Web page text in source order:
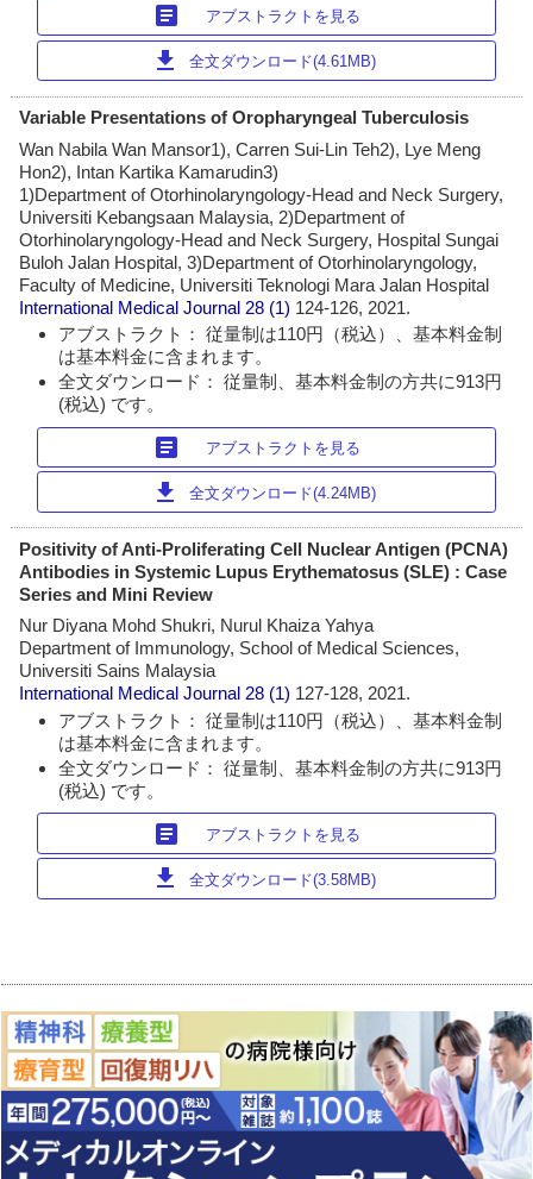
article アブストラクトを見る
download 全文ダウンロード(4.61MB)
Variable Presentations of Oropharyngeal Tuberculosis
Wan Nabila Wan Mansor1), Carren Sui-Lin Teh2), Lye Meng
Hon2), Intan Kartika Kamarudin3)
1)Department of Otorhinolaryngology-Head and Neck Surgery,
Universiti Kebangsaan Malaysia, 2)Department of
Otorhinolaryngology-Head and Neck Surgery, Hospital Sungai
Buloh Jalan Hospital, 3)Department of Otorhinolaryngology,
Faculty of Medicine, Universiti Teknologi Mara Jalan Hospital
International Medical Journal 28 (1) 124-126, 2021.
アブストラクト： 従量制は110円（税込）、基本料金制
は基本料金に含まれます。
全文ダウンロード： 従量制、基本料金制の方共に913円
(税込) です。
article アブストラクトを見る
download 全文ダウンロード(4.24MB)
Positivity of Anti-Proliferating Cell Nuclear Antigen (PCNA)
Antibodies in Systemic Lupus Erythematosus (SLE) : Case
Series and Mini Review
Nur Diyana Mohd Shukri, Nurul Khaiza Yahya
Department of Immunology, School of Medical Sciences,
Universiti Sains Malaysia
International Medical Journal 28 (1) 127-128, 2021.
アブストラクト： 従量制は110円（税込）、基本料金制
は基本料金に含まれます。
全文ダウンロード： 従量制、基本料金制の方共に913円
(税込) です。
article アブストラクトを見る
download 全文ダウンロード(3.58MB)